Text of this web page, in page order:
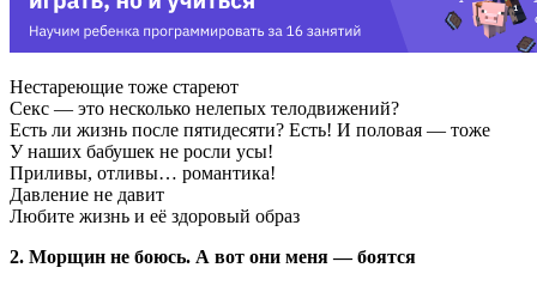
Нестареющие тоже стареют
Секс — это несколько нелепых телодвижений?
Есть ли жизнь после пятидесяти? Есть! И половая — тоже
У наших бабушек не росли усы!
Приливы, отливы… романтика!
Давление не давит
Любите жизнь и её здоровый образ
2. Морщин не боюсь. А вот они меня — боятся